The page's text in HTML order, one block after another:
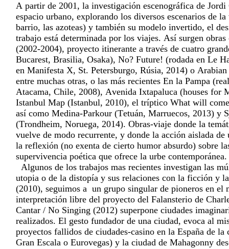
A partir de 2001, la investigación escenográfica de Jordi
espacio urbano, explorando los diversos escenarios de
barrio, las azoteas) y también su modelo invertido, el
trabajo está determinada por los viajes. Así surgen
(2002-2004), proyecto itinerante a través de cuatro
Bucarest, Brasilia, Osaka), No? Future! (rodada en Le
en Manifesta X, St. Petersburgo, Rúsia, 2014) o
entre muchas otras, o las más recientes En la Pampa
Atacama, Chile, 2008), Avenida Ixtapaluca (houses for
Istanbul Map (Istanbul, 2010), el tríptico What will
así como Medina-Parkour (Tetuán, Marruecos, 2013) y
(Trondheim, Noruega, 2014). Obras-viaje donde la
vuelve de modo recurrente, y donde la acción aislada de
la reflexión (no exenta de cierto humor absurdo) sobre
supervivencia poética que ofrece la urbe contemporánea.
Algunos de los trabajos mas recientes investigan las
utopia o de la distopía y sus relaciones con la ficción y
(2010), seguimos a un grupo singular de pioneros en el
interpretación libre del proyecto del Falansterio de
Cantar / No Singing (2012) superpone ciudades
realizados. El gesto fundador de una ciudad, evoca al
proyectos fallidos de ciudades-casino en la España de
Gran Escala o Eurovegas) y la ciudad de Mahagonny